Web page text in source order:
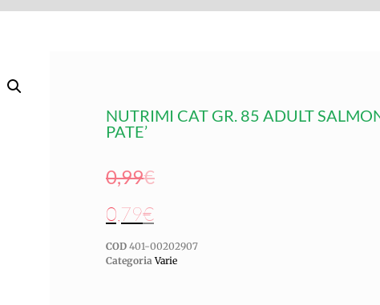
NUTRIMI CAT GR. 85 ADULT
PATE’
0,99€
0,79€
COD 401-00202907
Categoria Varie